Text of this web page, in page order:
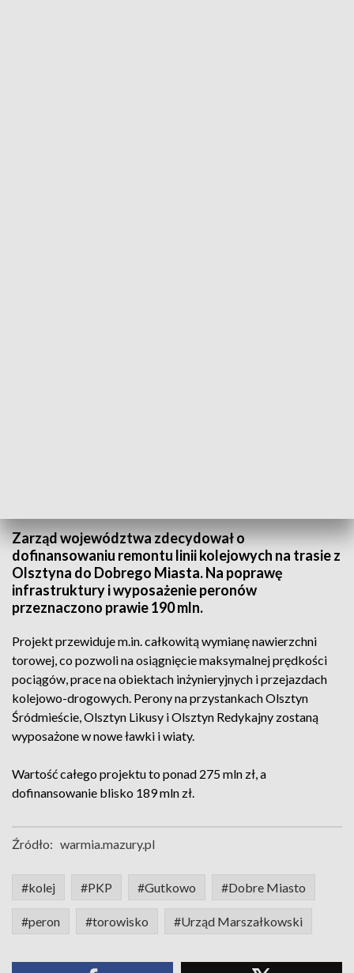
Zarząd województwa zdecydował o
dofinansowaniu remontu linii kolejowych na trasie z
Olsztyna do Dobrego Miasta. Na poprawę
infrastruktury i wyposażenie peronów
przeznaczono prawie 190 mln.
Projekt przewiduje m.in. całkowitą wymianę nawierzchni
torowej, co pozwoli na osiągnięcie maksymalnej prędkości
pociągów, prace na obiektach inżynieryjnych i przejazdach
kolejowo-drogowych. Perony na przystankach Olsztyn
Śródmieście, Olsztyn Likusy i Olsztyn Redykajny zostaną
wyposażone w nowe ławki i wiaty.
Wartość całego projektu to ponad 275 mln zł, a
dofinansowanie blisko 189 mln zł.
Źródło: warmia.mazury.pl
#kolej #PKP #Gutkowo #Dobre Miasto
#peron #torowisko #Urząd Marszałkowski